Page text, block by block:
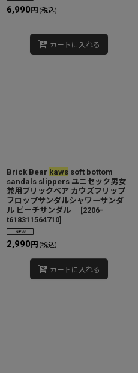
6,990 円 (税込)
カートに入れる
Brick Bear kaws soft bottom
sandals slippers ユニセック男女
兼用ブリックベア カウズフリップ
フロップサンダルシャワーサンダ
ル ビーチサンダル
[2206-
t618311564710]
2,990 円 (税込)
カートに入れる